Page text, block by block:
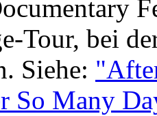
Tour, bei
Siehe:
So Many